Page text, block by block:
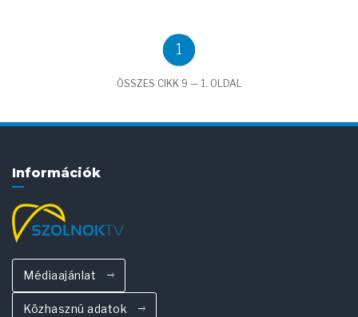
1
ÖSSZES CIKK 9 — 1. OLDAL
Információk
Médiaajánlat
Közhasznú adatok